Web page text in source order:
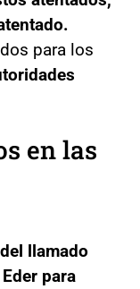
para los
en las
llamado
para